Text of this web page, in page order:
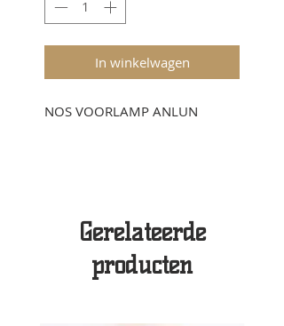
In winkelwagen
NOS VOORLAMP ANLUN
Gerelateerde
producten